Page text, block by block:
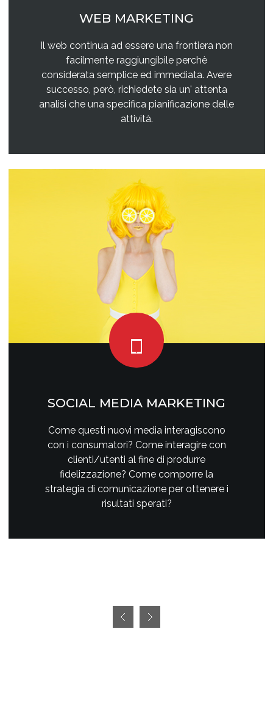
WEB MARKETING
Il web continua ad essere una frontiera non
facilmente raggiungibile perchè
considerata semplice ed immediata. Avere
successo, però, richiedete sia un' attenta
analisi che una specifica pianificazione delle
attività.
SOCIAL MEDIA MARKETING
Come questi nuovi media interagiscono
con i consumatori? Come interagire con
clienti/utenti al fine di produrre
fidelizzazione? Come comporre la
strategia di comunicazione per ottenere i
risultati sperati?